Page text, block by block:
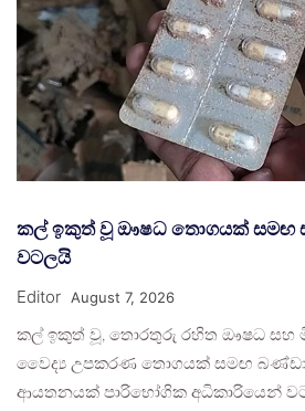
කල් ඉකුත් වූ ඖෂධ තොගයක් සමඟ
වටලයි
Editor August 7, 2026
කල් ඉකුත් වූ, තොරතුරු රහිත ඖෂධ සහ
වෛද්‍ය උපකරණ තොගයක් සමඟ
ආයතනයක් පාරිභෝගික අධිකාරියෙන්